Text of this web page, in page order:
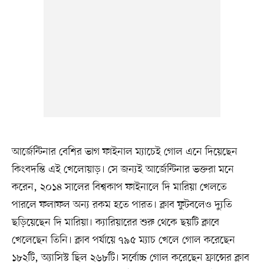
আর্জেন্টিনার বেশির ভাগ ফাইনাল ম্যাচেই গোল এনে দিয়েছেন
কিংবদন্তি এই খেলোয়াড়। সে জন্যই আর্জেন্টিনার ভক্তরা মনে
করেন, ২০১৪ সালের বিশ্বকাপ ফাইনালে দি মারিয়া খেলতে
পারলে ফলাফল অন্য রকম হতে পারত। ক্লাব ফুটবলেও দ্যুতি
ছড়িয়েছেন দি মারিয়া। ক্যারিয়ারের শুরু থেকে ছয়টি ক্লাবে
খেলেছেন তিনি। ক্লাব পর্যায়ে ৭৯৫ ম্যাচ খেলে গোল করেছেন
১৮২টি, অ্যাসিস্ট ছিল ২৬৮টি। সর্বোচ্চ গোল করেছেন ফ্রান্সের ক্লাব